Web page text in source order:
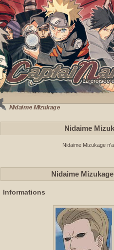
Nidaime
Nidaime Mizukage
Nidaime
Informations